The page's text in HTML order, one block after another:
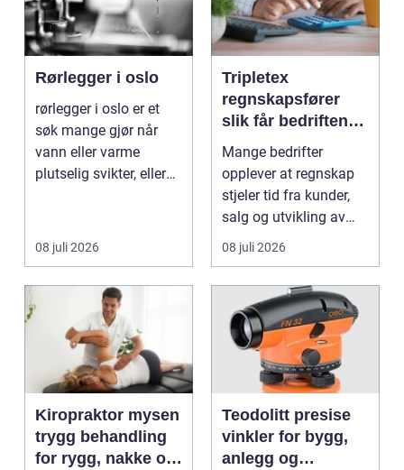
Rørlegger i oslo
rørlegger i oslo er et
søk mange gjør når
vann eller varme
plutselig svikter, eller
08 juli 2026
Tripletex
regnskapsfører
slik får bedriften
mer ut av
regnskapet
Mange bedrifter
opplever at regnskap
stjeler tid fra kunder,
salg og utvikling av
virksomheten. Samt...
08 juli 2026
Kiropraktor mysen
trygg behandling
for rygg, nakke og
Teodolitt presise
vinkler for bygg,
anlegg og